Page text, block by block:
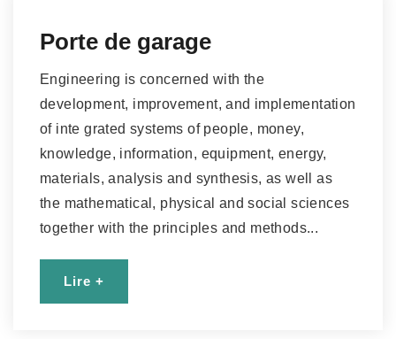
Porte de garage
Engineering is concerned with the
development, improvement, and implementation
of inte grated systems of people, money,
knowledge, information, equipment, energy,
materials, analysis and synthesis, as well as
the mathematical, physical and social sciences
together with the principles and methods...
Lire +